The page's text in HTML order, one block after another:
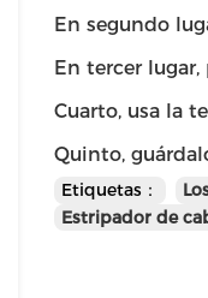
En segundo
En tercer
Cuarto, usa la
Quinto,
Etiquetas：
Estripador de